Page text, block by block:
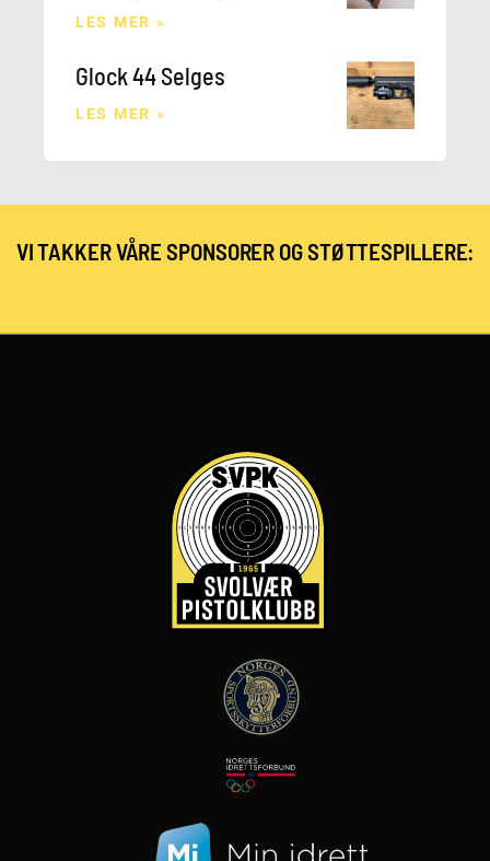
LES MER »
Glock 44 Selges
LES MER »
VI TAKKER VÅRE SPONSORER OG STØTTESPILLERE: